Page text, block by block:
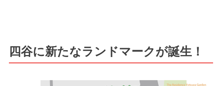
四谷に新たなランドマークが誕生！